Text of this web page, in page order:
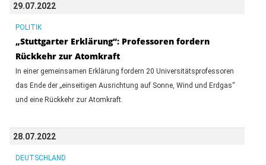
29.07.2022
POLITIK
„Stuttgarter Erklärung“: Professoren fordern
Rückkehr zur Atomkraft
In einer gemeinsamen Erklärung fordern 20 Universitätsprofessoren
das Ende der „einseitigen Ausrichtung auf Sonne, Wind und Erdgas“
und eine Rückkehr zur Atomkraft.
28.07.2022
DEUTSCHLAND